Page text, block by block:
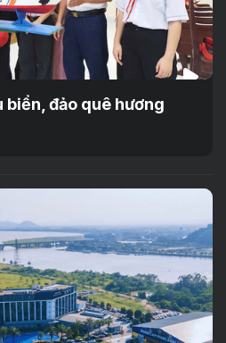
biển, đảo quê hương